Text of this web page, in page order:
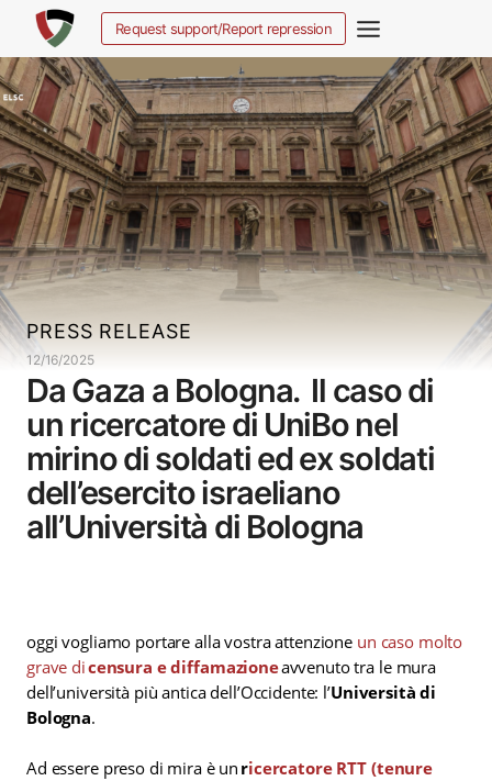
de
inhoud
Request support/Report repression
PRESS RELEASE
12/16/2025
Da Gaza a Bologna. Il caso di
un ricercatore di UniBo nel
mirino di soldati ed ex soldati
dell’esercito israeliano
all’Università di Bologna
oggi vogliamo portare alla vostra attenzione un caso molto
grave dicensura e diffamazioneavvenuto tra le mura
dell’università più antica dell’Occidente: l’Università di
Bologna.
Ad essere preso di mira è un ricercatore RTT (tenure